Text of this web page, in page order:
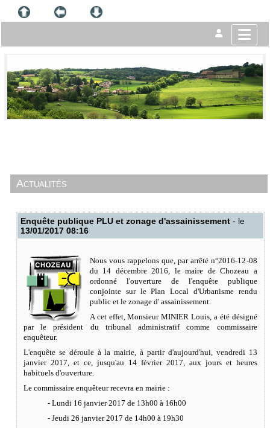
Actualités
Enquête publique PLU et zonage d'assainissement - le
13/01/2017 08:16
Nous vous rappelons que, par arrêté n°2016-12-08
du 14 décembre 2016, le maire de Chozeau a
ordonné l'ouverture de l'enquête publique
conjointe sur le Plan Local d'Urbanisme rendu
public et le zonage d' assainissement.
A cet effet, Monsieur MINIER Louis, a été désigné
par le président du tribunal administratif comme commissaire
enquêteur.
L'enquête se déroule à la mairie, à partir d'aujourd'hui, vendredi 13
janvier 2017, et ce, jusqu'au 14 février 2017, aux jours et heures
habituels d'ouverture.
Le commissaire enquêteur recevra en mairie :
- Lundi 16 janvier 2017 de 13h00 à 16h00
- Jeudi 26 janvier 2017 de 14h00 à 19h30